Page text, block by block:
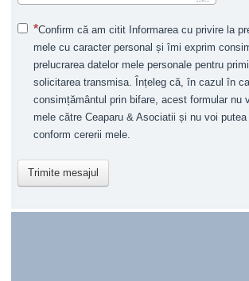
Confirm că am citit Informarea cu privire la
mele cu caracter personal și îmi exprim
prelucrarea datelor mele personale pentru
solicitarea transmisa. Înțeleg că, în cazul în
consimțământul prin bifare, acest formular nu
mele către Ceaparu & Asociatii și nu voi
conform cererii mele.
Trimite mesajul